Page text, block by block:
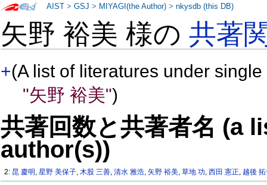
矢野 裕美 様の共著
+(A list of literatures under
"矢野 裕美")
共著回数と共著者名 (a
author(s))
2: 昆 慶明 ,星野 美保子,木股 三善,清水 雅浩,矢野 裕美,草地 功,西田 憲正, 越後
AIST >GSJ > MIYAGI(the Author) >nkysdb (this DB)